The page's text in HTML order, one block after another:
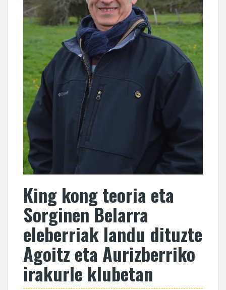
King kong teoria eta
Sorginen Belarra
eleberriak landu dituzte
Agoitz eta Aurizberriko
irakurle klubetan